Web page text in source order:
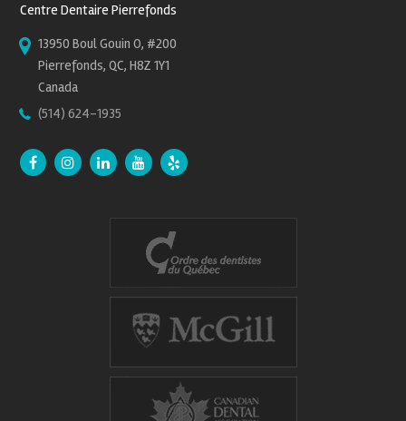
Centre Dentaire Pierrefonds
13950 Boul Gouin O, #200
Pierrefonds, QC, H8Z 1Y1
Canada
(514) 624-1935